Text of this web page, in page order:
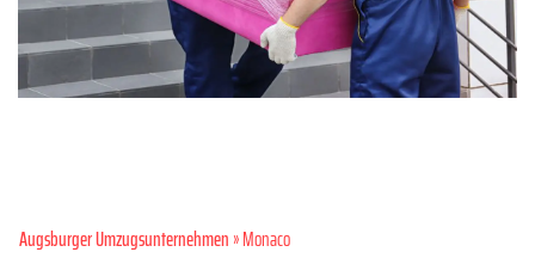
Augsburger Umzugsunternehmen» Monaco